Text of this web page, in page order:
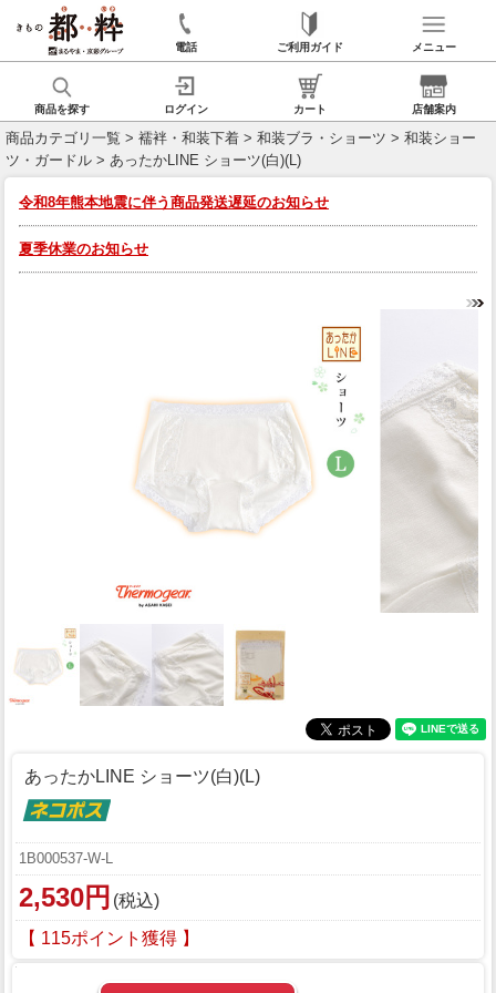
電話 ご利用ガイド メニュー
商品を探す ログイン カート 店舗案内
商品カテゴリ一覧 > 襦袢・和装下着 > 和装ブラ・ショーツ > 和装ショー
ツ・ガードル > あったかLINE ショーツ(白)(L)
令和8年熊本地震に伴う商品発送遅延のお知らせ
夏季休業のお知らせ
あったかLINE ショーツ(白)(L)
1B000537-W-L
2,530円 (税込)
【 115ポイント獲得 】